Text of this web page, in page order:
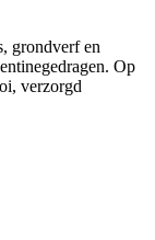
grondverf en
Op
verzorgd